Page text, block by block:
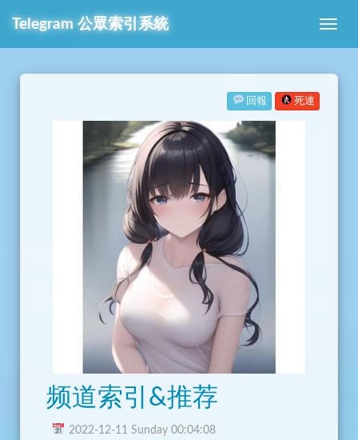
Telegram 公眾索引系統
回報 死連
频道索引&推荐
2022-12-11 Sunday 00:04:08